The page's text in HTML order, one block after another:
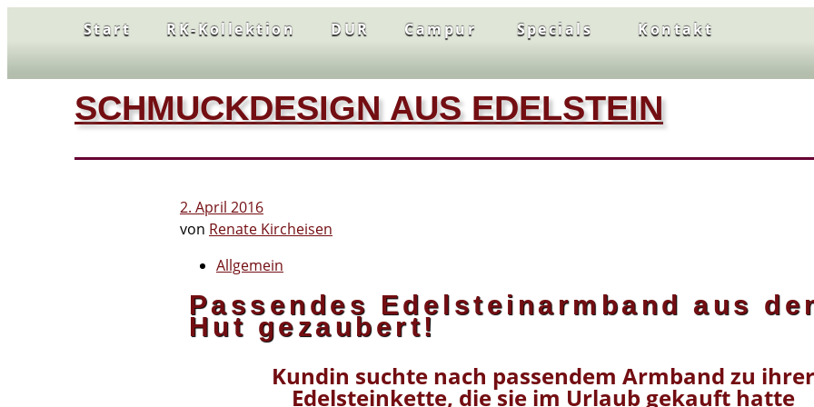
Start RK-Kollektion DUR Campur Specials Kontakt
SCHMUCKDESIGN AUS EDELSTEIN
2. April 2016
von Renate Kircheisen
Allgemein
Passendes Edelsteinarmband aus
Hut gezaubert!
Kundin suchte nach passendem Armband zu ihrer
Edelsteinkette, die sie im Urlaub gekauft hatte